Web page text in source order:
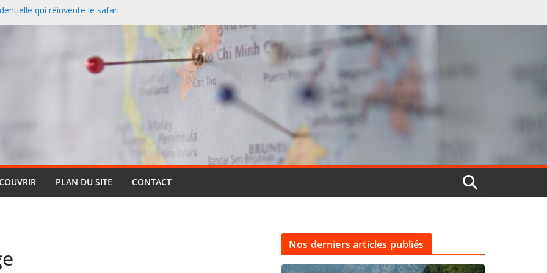
qui réinvente le safari
désertent le Sud et
paysage naturel
et la Méditerranée
: pourquoi cette formule
PLAN DU SITE CONTACT
Nos derniers articles publiés